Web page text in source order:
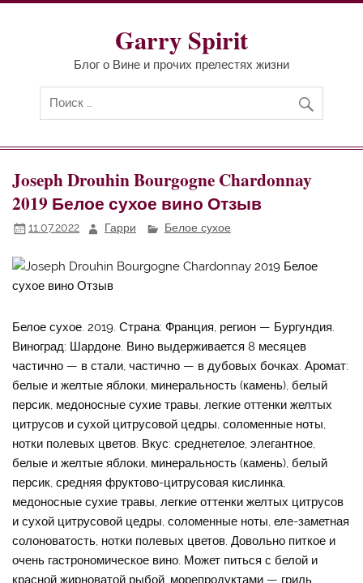
Перейти
Garry Spirit
Блог о Вине и прочих прелестях жизни
Joseph Drouhin Bourgogne Chardonnay
2019 Белое сухое вино Отзыв
11.07.2022 Гарри Белое сухое
Белое сухое. 2019. Страна: Франция, регион — Бургундия.
Виноград: Шардоне. Вино выдерживается 8 месяцев
частично — в стали, частично — в дубовых бочках. Аромат:
белые и желтые яблоки, минеральность (камень), белый
персик, медоносные сухие травы, легкие оттенки желтых
цитрусов и сухой цитрусовой цедры, соломенные ноты,
нотки полевых цветов. Вкус: среднетелое, элегантное,
белые и желтые яблоки, минеральность (камень), белый
персик, средняя фруктово-цитрусовая кислинка,
медоносные сухие травы, легкие оттенки желтых цитрусов
и сухой цитрусовой цедры, соломенные ноты, еле-заметная
солоноватость, нотки полевых цветов. Довольно питкое и
очень гастрономическое вино. Может питься с белой и
красной жирноватой рыбой, морепродуктами — гриль,